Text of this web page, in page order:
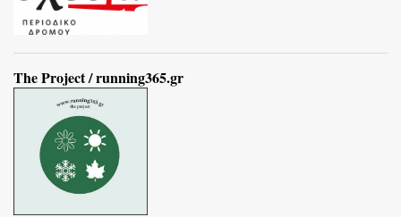
The Project / running365.gr